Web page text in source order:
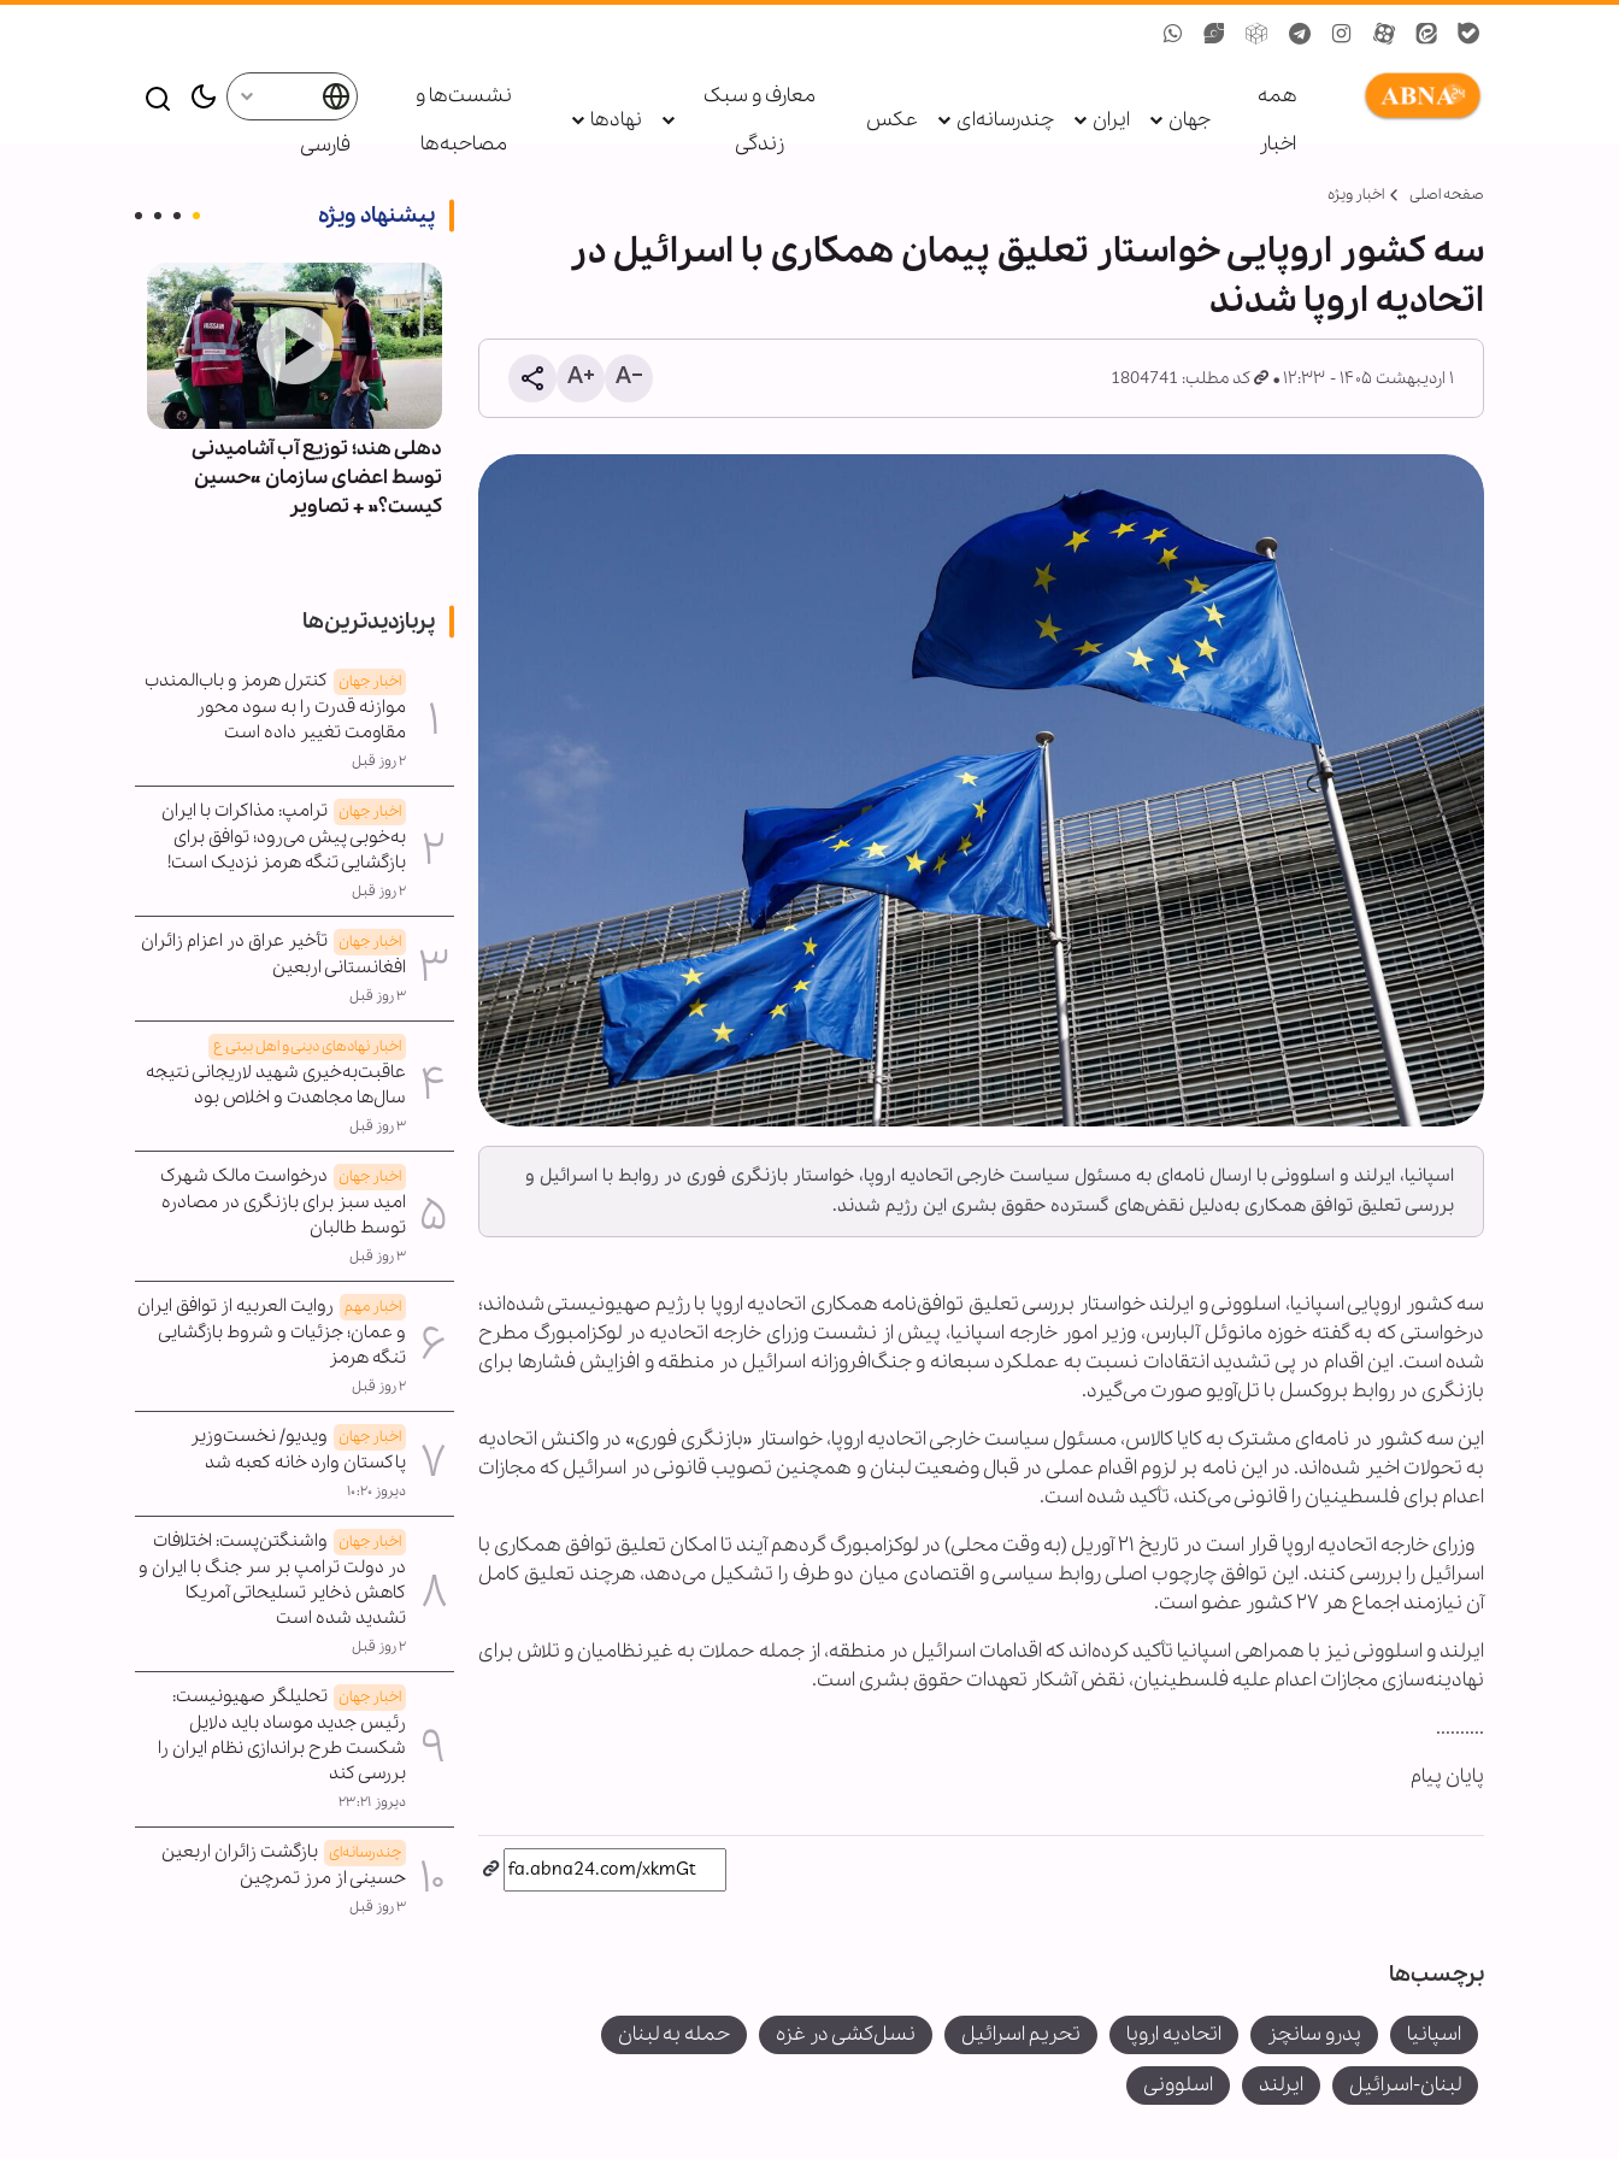
همه
اخبار
جهان ایران چندرسانه‌ای عکس
معارف و سبک
زندگی
نهادها
نشست‌ها و
مصاحبه‌ها
فارسی
صفحه اصلی اخبار ویژه
سه کشور اروپایی خواستار تعلیق پیمان همکاری با اسرائیل در
اتحادیه اروپا شدند
۱ اردیبهشت ۱۴۰۵ - ۱۲:۳۳ کد مطلب: 1804741
اسپانیا، ایرلند و اسلوونی با ارسال نامه‌ای به مسئول سیاست خارجی اتحادیه اروپا، خواستار بازنگری فوری در روابط با اسرائیل و
بررسی تعلیق توافق همکاری به‌دلیل نقض‌های گسترده حقوق بشری این رژیم شدند.
سه کشور اروپایی اسپانیا، اسلوونی و ایرلند خواستار بررسی تعلیق توافق‌نامه همکاری اتحادیه اروپا با رژیم صهیونیستی شده‌اند؛
درخواستی که به گفته خوزه مانوئل آلبارس، وزیر امور خارجه اسپانیا، پیش از نشست وزرای خارجه اتحادیه در لوکزامبورگ مطرح
شده است. این اقدام در پی تشدید انتقادات نسبت به عملکرد سبعانه و جنگ‌افروزانه اسرائیل در منطقه و افزایش فشارها برای
بازنگری در روابط بروکسل با تل‌آویو صورت می‌گیرد.
این سه کشور در نامه‌ای مشترک به کایا کالاس، مسئول سیاست خارجی اتحادیه اروپا، خواستار «بازنگری فوری» در واکنش اتحادیه
به تحولات اخیر شده‌اند. در این نامه بر لزوم اقدام عملی در قبال وضعیت لبنان و همچنین تصویب قانونی در اسرائیل که مجازات
اعدام برای فلسطینیان را قانونی می‌کند، تأکید شده است.
وزرای خارجه اتحادیه اروپا قرار است در تاریخ ۲۱ آوریل (به وقت محلی) در لوکزامبورگ گردهم آیند تا امکان تعلیق توافق همکاری با
اسرائیل را بررسی کنند. این توافق چارچوب اصلی روابط سیاسی و اقتصادی میان دو طرف را تشکیل می‌دهد، هرچند تعلیق کامل
آن نیازمند اجماع هر ۲۷ کشور عضو است.
ایرلند و اسلوونی نیز با همراهی اسپانیا تأکید کرده‌اند که اقدامات اسرائیل در منطقه، از جمله حملات به غیرنظامیان و تلاش برای
نهادینه‌سازی مجازات اعدام علیه فلسطینیان، نقض آشکار تعهدات حقوق بشری است.
..........
پایان پیام
برچسب‌ها
اسپانیا پدرو سانچز اتحادیه اروپا تحریم اسرائیل نسل‌کشی در غزه
حمله به لبنان
لبنان-اسرائیل
ایرلند اسلوونی
پیشنهاد ویژه
خبرنگار حقیقت را تنها نمی‌گذارد
دهلی هند؛ توزیع آب آشامیدنی
توسط اعضای سازمان «حسین
کیست؟» + تصاویر
پربازدیدترین‌ها
اخبار جهان کنترل هرمز و باب‌المندب
موازنه قدرت را به سود محور
مقاومت تغییر داده است
۲ روز قبل
اخبار جهان ترامپ: مذاکرات با ایران
به‌خوبی پیش می‌رود؛ توافق برای
بازگشایی تنگه هرمز نزدیک است!
۲ روز قبل
اخبار جهان تأخیر عراق در اعزام زائران
افغانستانی اربعین
۳ روز قبل
اخبار نهادهای دینی و اهل بیتی ع
عاقبت‌به‌خیری شهید لاریجانی نتیجه
سال‌ها مجاهدت و اخلاص بود
۳ روز قبل
اخبار جهان درخواست مالک شهرک
امید سبز برای بازنگری در مصادره
توسط طالبان
۳ روز قبل
اخبار مهم روایت العربیه از توافق ایران
و عمان؛ جزئیات و شروط بازگشایی
تنگه هرمز
۲ روز قبل
اخبار جهان ویدیو/ نخست‌وزیر
پاکستان وارد خانه کعبه شد
دیروز ۱۰:۲۰
اخبار جهان واشنگتن‌پست: اختلافات
در دولت ترامپ بر سر جنگ با ایران و
کاهش ذخایر تسلیحاتی آمریکا
تشدید شده است
۲ روز قبل
اخبار جهان تحلیلگر صهیونیست:
رئیس جدید موساد باید دلایل
شکست طرح براندازی نظام ایران را
بررسی کند
دیروز ۲۳:۲۱
چندرسانه‌ای بازگشت زائران اربعین
حسینی از مرز تمرچین
۳ روز قبل